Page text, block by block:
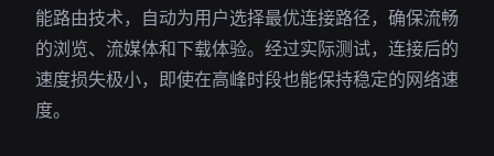
能路由技术，自动为用户选择最优连接路径，确保流畅
的浏览、流媒体和下载体验。经过实际测试，连接后的
速度损失极小，即使在高峰时段也能保持稳定的网络速
度。